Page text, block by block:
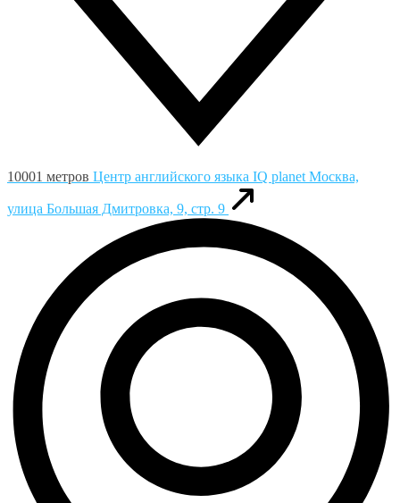
10001 метров Центр английского языка IQ planet Москва,
улица Большая Дмитровка, 9, стр. 9